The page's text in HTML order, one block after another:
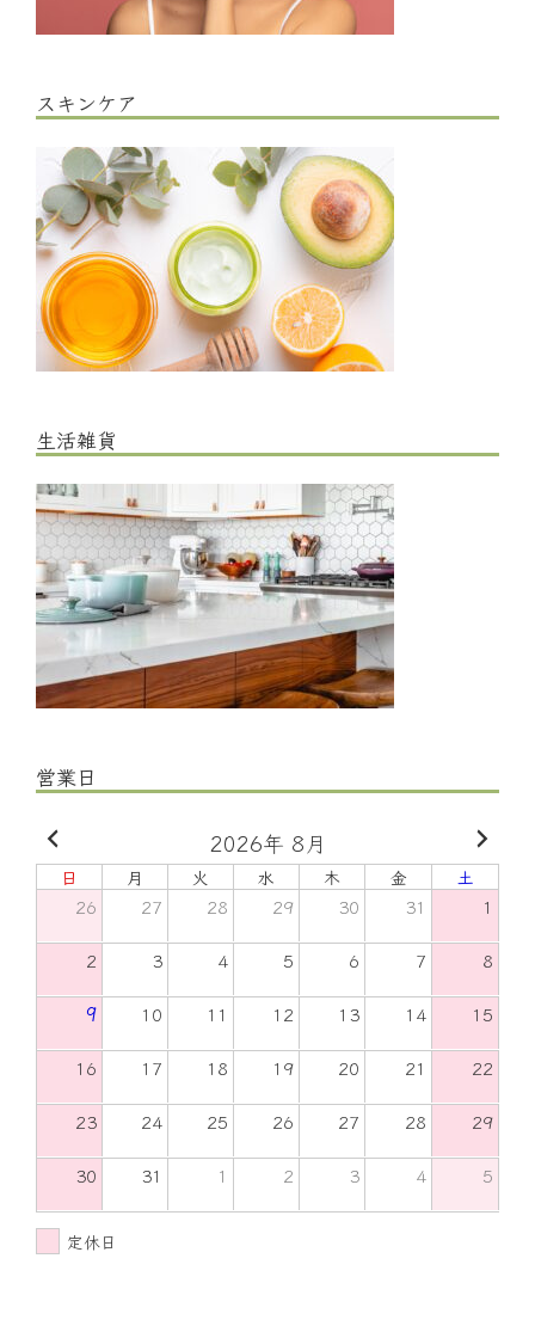
スキンケア
生活雑貨
営業日
2026年 8月
日 月 火 水 木 金 土
26 27 28 29 30 31 1
2 3 4 5 6 7 8
9 10 11 12 13 14 15
16 17 18 19 20 21 22
23 24 25 26 27 28 29
30 31 1 2 3 4 5
定休日